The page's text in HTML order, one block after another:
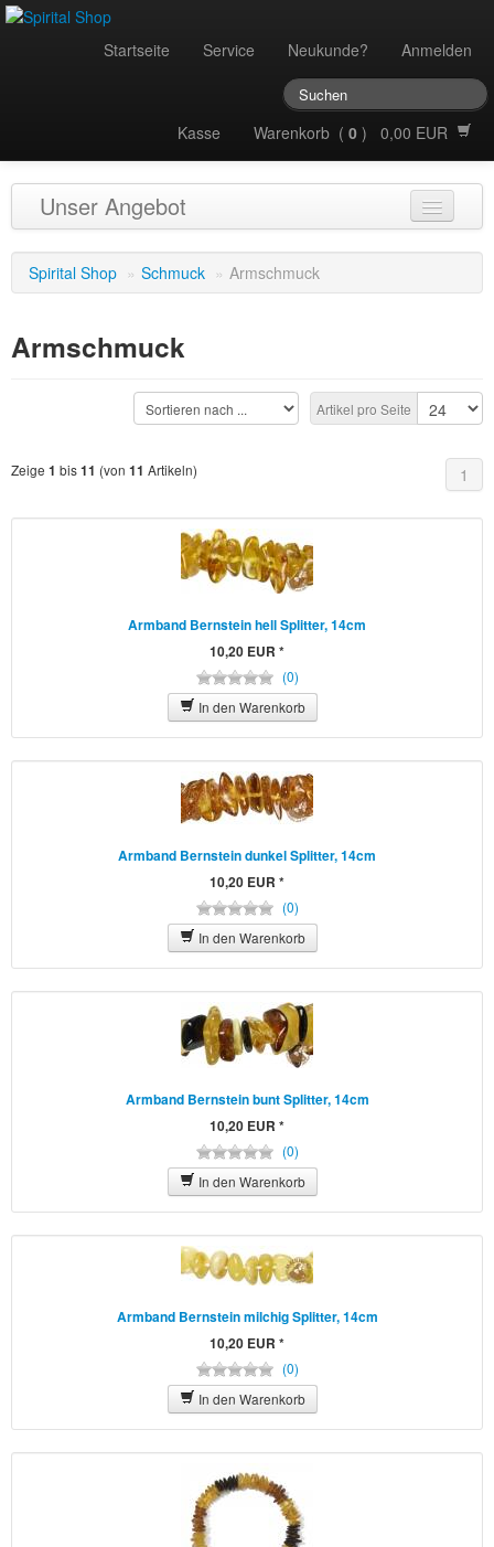
Startseite Service Neukunde? Anmelden
Kasse Warenkorb ( 0 ) 0,00 EUR
Unser Angebot
Audio
Bücher
Düfte
Geschenkartikel
Gesundheit & Wellness
Haus & Garten
Klangschalen
Neuheiten
Räucherstäbchen
Schmuck
Spirital Shop » Schmuck » Armschmuck
Armschmuck
Artikel pro Seite
Zeige 1 bis11 (von 11 Artikeln) 1
Armband Bernstein hell Splitter, 14cm
10,20 EUR *
(0)
In den Warenkorb
Armband Bernstein dunkel Splitter, 14cm
10,20 EUR *
(0)
In den Warenkorb
Armband Bernstein bunt Splitter, 14cm
10,20 EUR *
(0)
In den Warenkorb
Armband Bernstein milchig Splitter, 14cm
10,20 EUR *
(0)
In den Warenkorb